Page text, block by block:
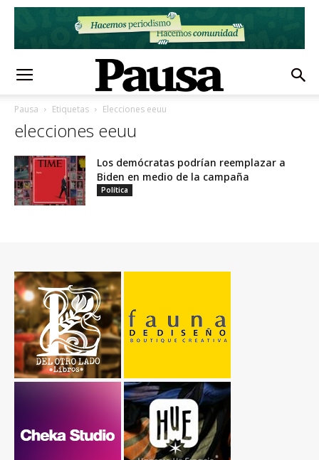
Pausa Etiquetas Elecciones eeuu
elecciones eeuu
Los demócratas podrían reemplazar a
Biden en medio de la campaña
Política